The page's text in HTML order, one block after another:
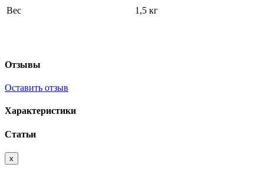
Вес 1,5 кг
Отзывы
Оставить отзыв
Характеристики
Статьи
x